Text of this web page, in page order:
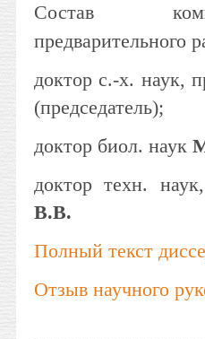
Состав
предварительного
доктор с.-х. наук,
(председатель);
доктор биол. наук
доктор техн.
В.В.
Полный текст
Отзыв научного